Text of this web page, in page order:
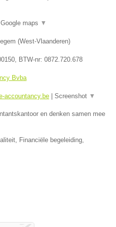
Google maps ▼
(West-Vlaanderen)
, BTW-nr: 0872.720.678
Bvba
accountancy.be Screenshot ▼
en denken samen mee
Financiële begeleiding,